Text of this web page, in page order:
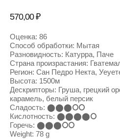
570,00 ₽
Оценка: 86
Способ обработки: Мытая
Разновидность: Катурра, Паче
Страна произрастания:
Регион: Сан Педро Некта,
Высота: 1500м
Дескрипторы: Груша, грецкий
карамель, белый персик
Сладость: ⬤⬤⬤⭘⭘
Кислотность: ⬤⬤⬤⬤⭘
Горечь: ⬤⬤⬤⭘⭘
Weight: 78 g